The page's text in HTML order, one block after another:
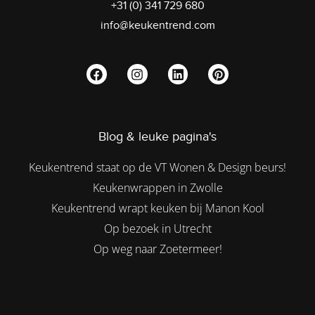
+31 (0) 341 729 680
info@keukentrend.com
Blog & leuke pagina's
Keukentrend staat op de VT Wonen & Design beurs!
Keukenwrappen in Zwolle
Keukentrend wrapt keuken bij Manon Kool
Op bezoek in Utrecht
Op weg naar Zoetermeer!